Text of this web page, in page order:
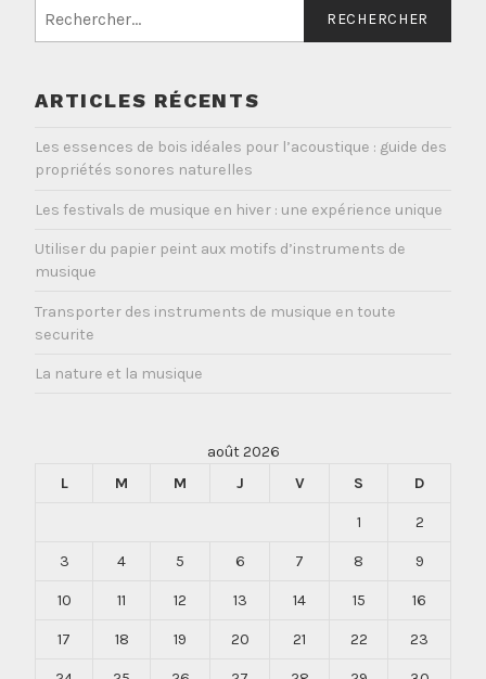
ARTICLES RÉCENTS
Les essences de bois idéales pour l’acoustique : guide des
propriétés sonores naturelles
Les festivals de musique en hiver : une expérience unique
Utiliser du papier peint aux motifs d’instruments de
musique
Transporter des instruments de musique en toute
securite
La nature et la musique
août 2026
L
M M J V S D
1 2
3 4 5 6 7 8 9
10 11 12 13 14 15 16
17 18 19 20 21 22 23